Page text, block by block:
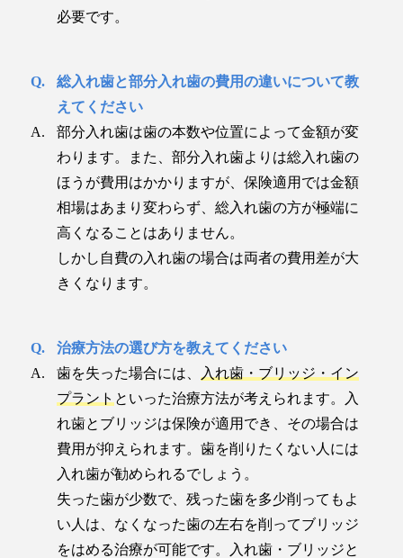
必要です。
総入れ歯と部分入れ歯の費用の違いについて教
えてください
部分入れ歯は歯の本数や位置によって金額が変
わります。また、部分入れ歯よりは総入れ歯の
ほうが費用はかかりますが、保険適用では金額
相場はあまり変わらず、総入れ歯の方が極端に
高くなることはありません。
しかし自費の入れ歯の場合は両者の費用差が大
きくなります。
治療方法の選び方を教えてください
歯を失った場合には、
入れ歯・ブリッジ・イン
プラント といった治療方法が考えられます。入
れ歯とブリッジは保険が適用でき、その場合は
費用が抑えられます。歯を削りたくない人には
入れ歯が勧められるでしょう。
失った歯が少数で、残った歯を多少削ってもよ
い人は、なくなった歯の左右を削ってブリッジ
をはめる治療が可能です。入れ歯・ブリッジと